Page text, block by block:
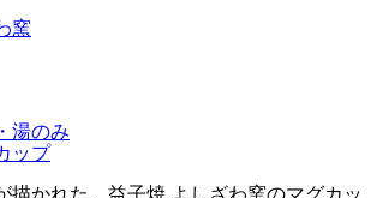
窯
湯のみ
ップ
描かれた、益子焼 よしざわ窯のマグカッ